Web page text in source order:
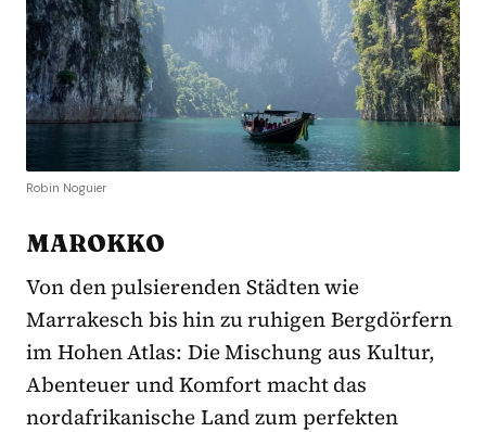
Robin Noguier
MAROKKO
Von den pulsierenden Städten wie
Marrakesch bis hin zu ruhigen Bergdörfern
im Hohen Atlas: Die Mischung aus Kultur,
Abenteuer und Komfort macht das
nordafrikanische Land zum perfekten